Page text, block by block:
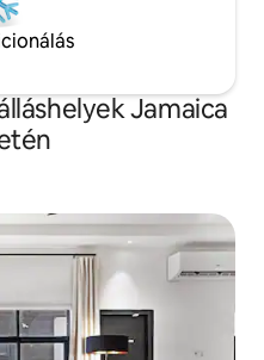
Jamaica